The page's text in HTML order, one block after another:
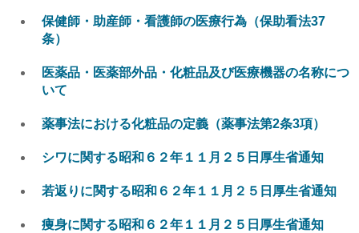
保健師・助産師・看護師の医療行為（保助看法37
条）
医薬品・医薬部外品・化粧品及び医療機器の名称につ
いて
薬事法における化粧品の定義（薬事法第2条3項）
シワに関する昭和６２年１１月２５日厚生省通知
若返りに関する昭和６２年１１月２５日厚生省通知
痩身に関する昭和６２年１１月２５日厚生省通知